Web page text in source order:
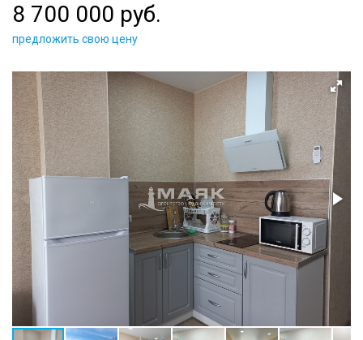
Гаражи
Проекты
Услуги
Новостройки
Коттеджные
поселки
Новостройки
Информация
Ипотека
Риэлторские
услуги
Продать
недвижимость
Сопровождение
8 700 000 руб.
предложить свою цену